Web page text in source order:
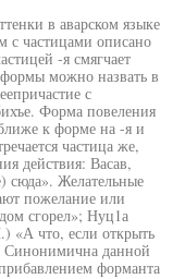
в аварском языке
с частицами описано
-я смягчает
можно назвать в
с
Форма повеления
к форме на -я и
частица же,
действия: Васав,
сюда». Желательные
пожелание или
сгорел»; Нуц1а
«А что, если открыть
Синонимична данной
форманта